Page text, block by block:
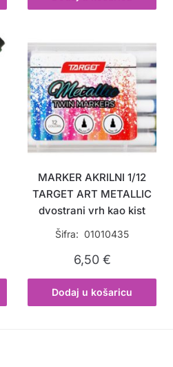
MARKER AKRILNI 1/12
TARGET ART METALLIC
dvostrani vrh kao kist
Šifra: 01010435
6,50 €
Dodaj u košaricu